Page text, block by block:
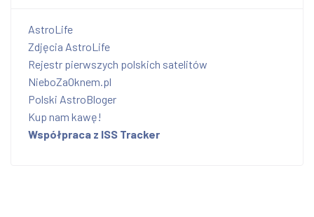
AstroLife
Zdjęcia AstroLife
Rejestr pierwszych polskich satelitów
NieboZaOknem.pl
Polski AstroBloger
Kup nam kawę!
Współpraca z ISS Tracker